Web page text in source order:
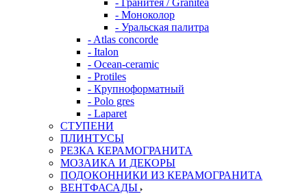
- Гранитея / Granitea
- Моноколор
- Уральская палитра
- Atlas concorde
- Italon
- Ocean-ceramic
- Protiles
- Крупноформатный
- Polo gres
- Laparet
СТУПЕНИ
ПЛИНТУСЫ
РЕЗКА КЕРАМОГРАНИТА
МОЗАИКА И ДЕКОРЫ
ПОДОКОННИКИ ИЗ КЕРАМОГРАНИТА
ВЕНТФАСАДЫ